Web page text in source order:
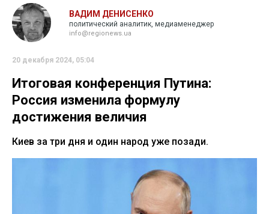
ВАДИМ ДЕНИСЕНКО
политический аналитик, медиаменеджер
info@regionews.ua
20 декабря 2024, 05:04
Итоговая конференция Путина:
Россия изменила формулу
достижения величия
Киев за три дня и один народ уже позади.